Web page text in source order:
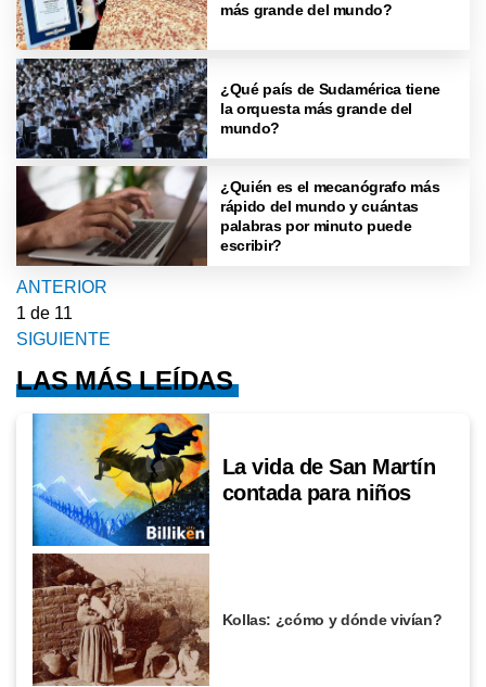
más grande del mundo?
¿Qué país de Sudamérica tiene
la orquesta más grande del
mundo?
¿Quién es el mecanógrafo más
rápido del mundo y cuántas
palabras por minuto puede
escribir?
ANTERIOR
1 de 11
SIGUIENTE
LAS MÁS LEÍDAS
La vida de San Martín
contada para niños
Kollas: ¿cómo y dónde vivían?